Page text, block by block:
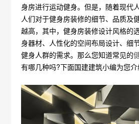
身房进行运动健身。但是，随着现代
人们对于健身房装修的细节、品质及
越高，其中，健身房装修设计风格的
身器材、人性化的空间布局设计、细
健身人群的需求。那么您知道常见的
有哪几种吗?下面国建建筑小编为您介